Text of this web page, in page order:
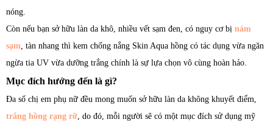
nóng.
Còn nếu bạn sở hữu làn da khô, nhiều vết sạm đen, có nguy cơ bị nám
sạm, tàn nhang thì kem chống nắng Skin Aqua hồng có tác dụng vừa ngăn
ngừa tia UV vừa dưỡng trắng chính là sự lựa chọn vô cùng hoàn hảo.
Mục đích hướng đến là gì?
Đa số chị em phụ nữ đều mong muốn sở hữu làn da không khuyết điểm,
trắng hồng rạng rỡ, do đó, mỗi người sẽ có một mục đích sử dụng mỹ